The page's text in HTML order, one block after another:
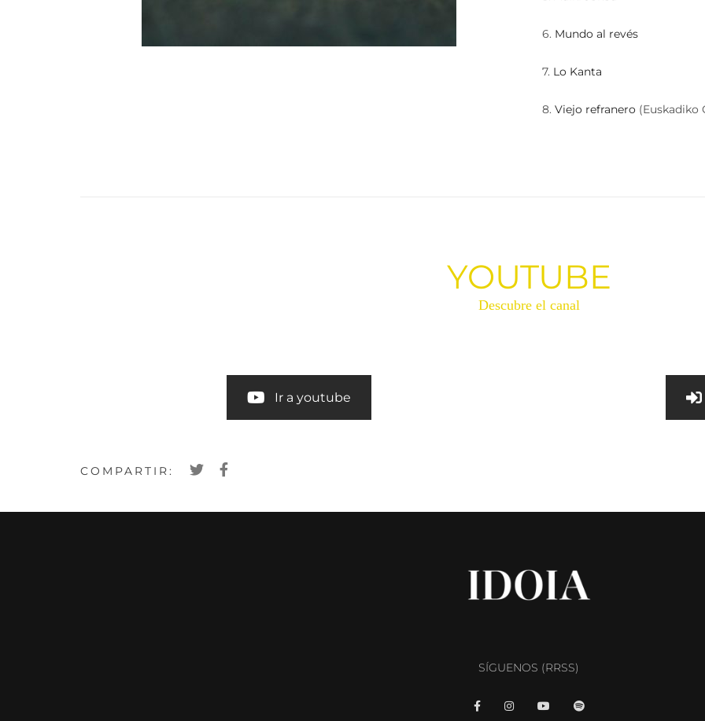
6. Mundo al revés
7. Lo Kanta
8. Viejo refranero (Euskadiko
YOUTUBE
Descubre el canal
Ir a youtube
COMPARTIR:
SÍGUENOS (RRSS)